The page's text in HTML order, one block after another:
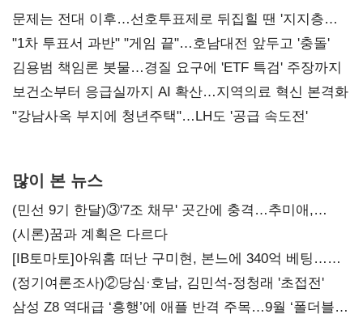
문제는 전대 이후…선호투표제로 뒤집힐 땐 '지지층
불복'
"1차 투표서 과반" "게임 끝"…호남대전 앞두고 '충돌'
김용범 책임론 봇물…경질 요구에 'ETF 특검' 주장까지
보건소부터 응급실까지 AI 확산…지역의료 혁신 본격화
"강남사옥 부지에 청년주택"…LH도 '공급 속도전'
많이 본 뉴스
(민선 9기 한달)③'7조 채무' 곳간에 충격…추미애,
20년만에 '비상재정' 선언 승부수
(시론)꿈과 계획은 다르다
[IB토마토]아워홈 떠난 구미현, 본느에 340억 베팅…
가족 지배체제 구축
(정기여론조사)②당심·호남, 김민석-정청래 '초접전'
삼성 Z8 역대급 ‘흥행’에 애플 반격 주목…9월 ‘폴더블